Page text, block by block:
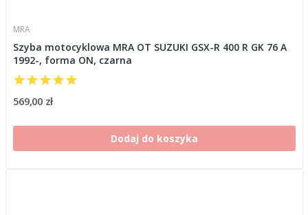
MRA
Szyba motocyklowa MRA OT SUZUKI GSX-R 400 R GK 76 A
1992-, forma ON, czarna
569,00 zł
Dodaj do koszyka